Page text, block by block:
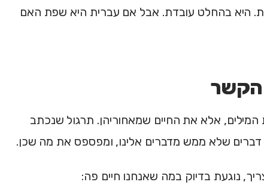
היא בהחלט עובדת. אבל אם עברית היא שפת האם
הקשר
אלא את החיים שמאחוריהן. תרגול שנכתב
שלא ממש מדברים אלינו, ומפספס את מה שכן.
נוגעת בדיוק במה שאנחנו חיים פה: